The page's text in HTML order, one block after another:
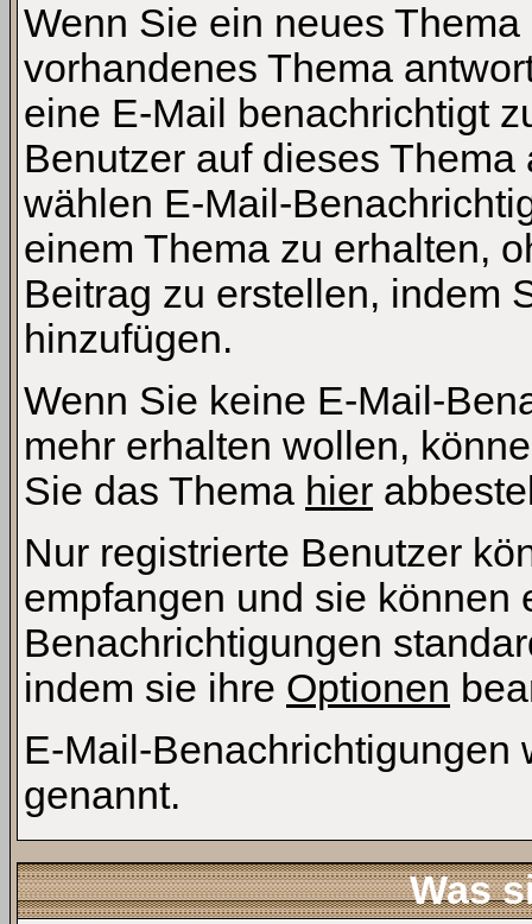
Wenn Sie ein neues
vorhandenes Thema
eine E-Mail benachrichtigt
Benutzer auf dieses
wählen E-Mail-
einem Thema zu erhalten,
Beitrag zu erstellen, indem
hinzufügen.
Wenn Sie keine E-Mail-
mehr erhalten wollen,
Sie das Thema hier
Nur registrierte Benutzer
empfangen und sie können
Benachrichtigungen
indem sie ihre Optionen
E-Mail-Benachrichtigungen
genannt.
Was